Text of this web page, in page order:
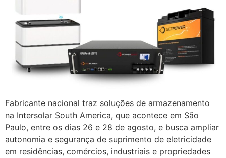
Fabricante nacional traz soluções de armazenamento
na Intersolar South America, que acontece em São
Paulo, entre os dias 26 e 28 de agosto, e busca ampliar
autonomia e segurança de suprimento de eletricidade
em residências, comércios, industriais e propriedades